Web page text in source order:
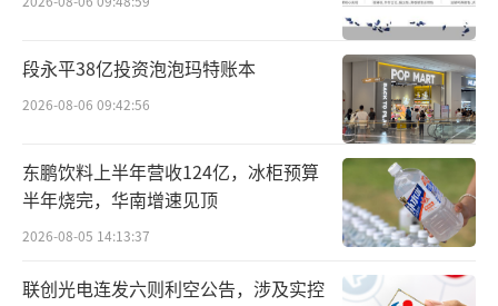
11月20日，长安汽车举行投资者关系活
动，对电池系统规划进行了介绍。技术路线
上，长安汽车着力电芯技术的突破。围绕液态
电池材料改性、体系优化等开展技术攻关，不
断提升电池能量密度。深耕半固态、固态电池
的全新电解质材料开发、关键工艺开发。新型
电池方面，正在开展锂硫电池、金属电池等新
型电池的原型电芯设计。
段永平38亿投资泡泡玛特账本
2026-08-06 09:42:56
东鹏饮料上半年营收124亿，冰柜预算
半年烧完，华南增速见顶
2026-08-05 14:13:37
联创光电连发六则利空公告，涉及实控